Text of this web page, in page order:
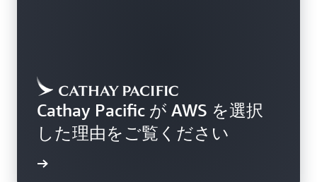
Cathay Pacific が AWS を選択
した理由をご覧ください